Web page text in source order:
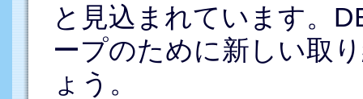
と見込まれています。
ープのために新しい取
ょう。